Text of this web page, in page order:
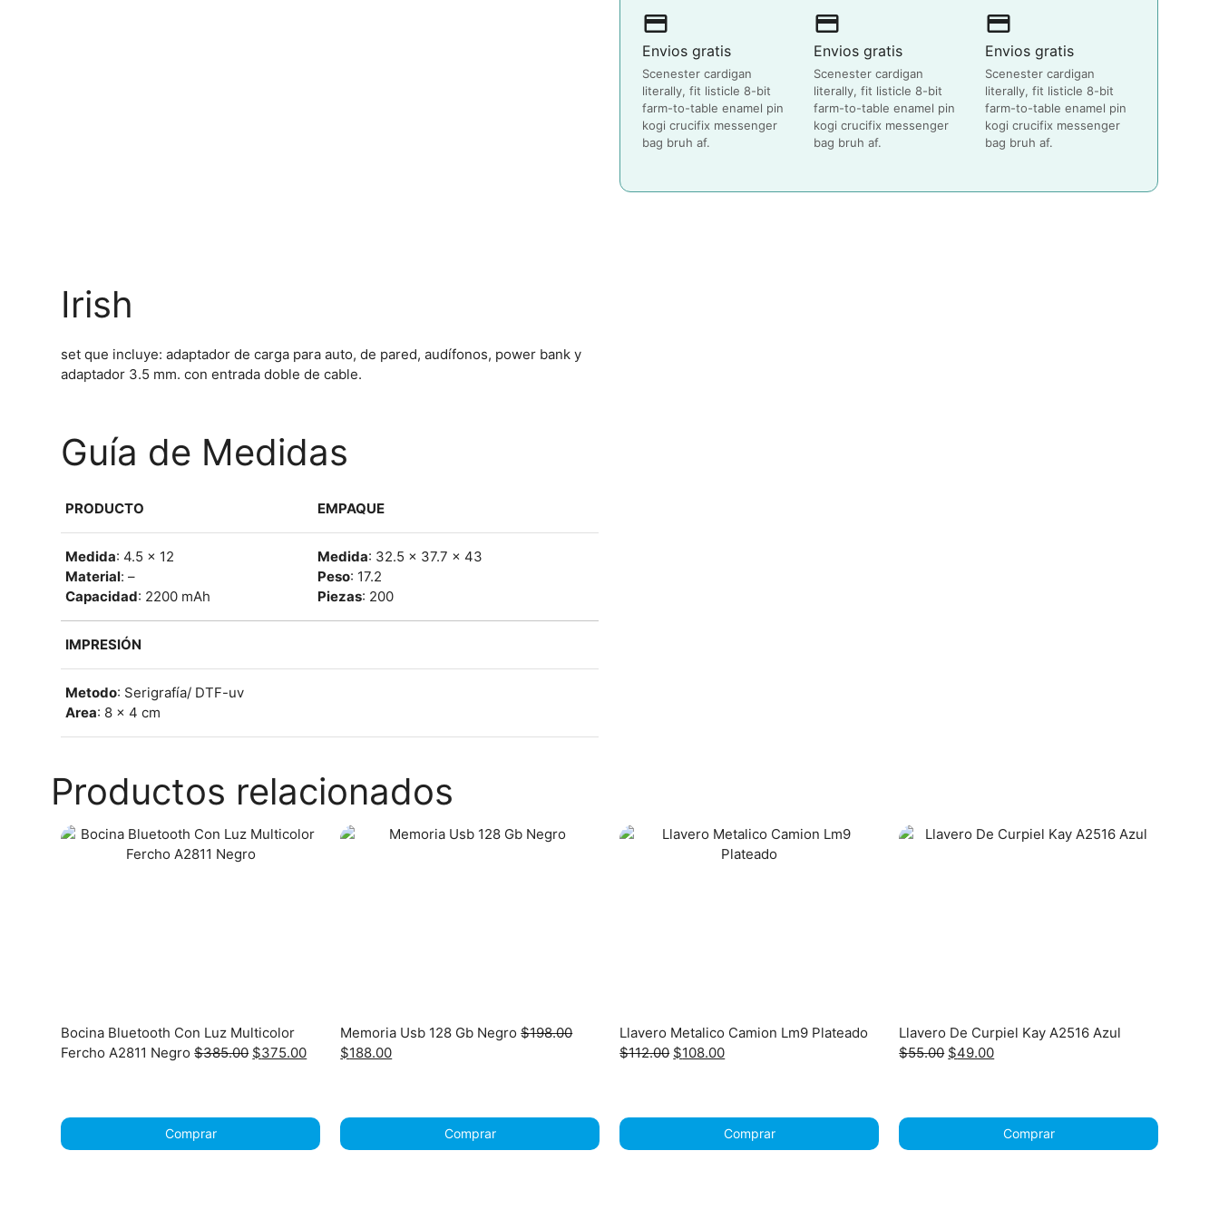
payment
Envios gratis
Scenester cardigan
literally, fit listicle 8-bit
farm-to-table enamel pin
kogi crucifix messenger
bag bruh af.
payment
Envios gratis
Scenester cardigan
literally, fit listicle 8-bit
farm-to-table enamel pin
kogi crucifix messenger
bag bruh af.
payment
Envios gratis
Scenester cardigan
literally, fit listicle 8-bit
farm-to-table enamel pin
kogi crucifix messenger
bag bruh af.
Irish
set que incluye: adaptador de carga para auto, de pared, audífonos, power bank y
adaptador 3.5 mm. con entrada doble de cable.
Guía de Medidas
PRODUCTO EMPAQUE
Medida: 4.5 x 12
Material: –
Capacidad: 2200 mAh
Medida: 32.5 x 37.7 x 43
Peso: 17.2
Piezas: 200
IMPRESIÓN
Metodo: Serigrafía/ DTF-uv
Area: 8 x 4 cm
Productos relacionados
Bocina Bluetooth Con Luz Multicolor
Fercho A2811 Negro$385.00 Original
$375.00Current
Comprar
Memoria Usb 128 Gb Negro$198.00
Original
$188.00Current
Comprar
Llavero Metalico Camion Lm9 Plateado
$112.00 Original
$108.00Current
Comprar
Llavero De Curpiel Kay A2516 Azul
$55.00 Original
$49.00Current
Comprar